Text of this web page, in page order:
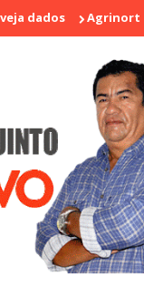
Agrinort em